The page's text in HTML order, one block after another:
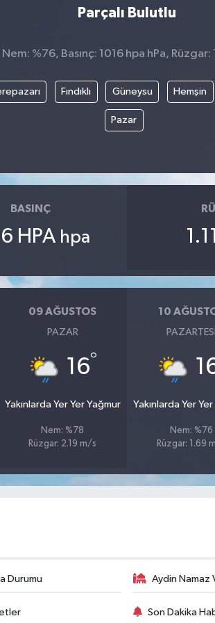
Parçalı Bulutlu
Nem: %76, Basınç: 1016 hpa hPa, Rüzgar:
Fındıklı Güneysu Hemşin
Pazar
BASINÇ
HPA hpa
09 AĞUSTOS
PAZAR
16°
Yakınlarda Yer Yer Yağmur
Nem: %78
Rüzgar: 2.19 m/s
10
PAZARTESI
Yakınlarda Yer
Nem: %76
Rüzgar: 1.69
Durumu Aydin Namaz
Son Dakika